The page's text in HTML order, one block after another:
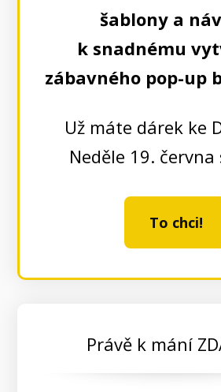
šablony a
k snadnému
zábavného pop-up
Už máte dárek ke
Neděle 19. června
To chci!
Právě k mání